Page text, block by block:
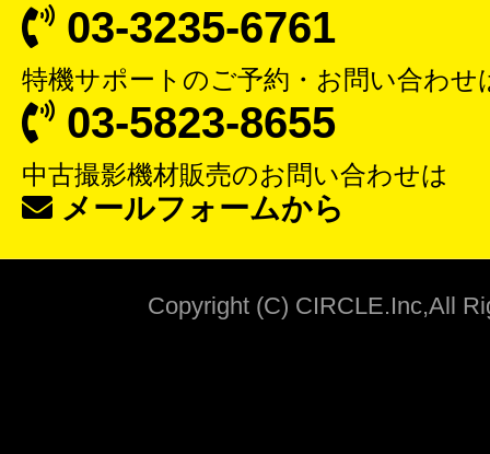
03-3235-6761
特機サポート のご予約・お問い合わせ
03-5823-8655
中古撮影機材販売のお問い合わせは
メールフォームから
Copyright (C) CIRCLE.Inc,All